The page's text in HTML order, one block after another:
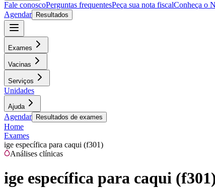
Fale conoscoPerguntas frequentesPeça sua nota fiscalConheça o
Agendar
Resultados
Exames
Vacinas
Serviços
Unidades
Ajuda
Agendar Resultados de exames
Home
Exames
ige específica para caqui (f301)
Análises clínicas
ige específica para caqui